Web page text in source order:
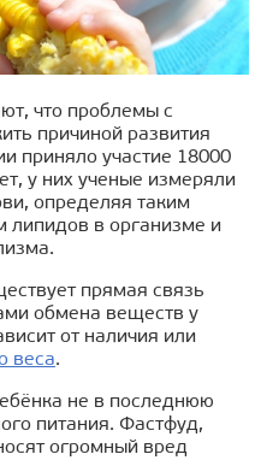
что проблемы с
причиной развития
приняло участие 18000
у них ученые измеряли
определяя таким
в организме и
прямая связь
обмена веществ у
от наличия или
веса.
не в последнюю
питания. Фастфуд,
огромный вред